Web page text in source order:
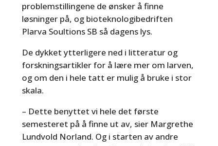
problemstillingene de ønsker å finne
løsninger på, og bioteknologibedriften
Plarva Soultions SB så dagens lys.
De dykket ytterligere ned i litteratur og
forskningsartikler for å lære mer om larven,
og om den i hele tatt er mulig å bruke i stor
skala.
– Dette benyttet vi hele det første
semesteret på å finne ut av, sier Margrethe
Lundvold Norland. Og i starten av andre